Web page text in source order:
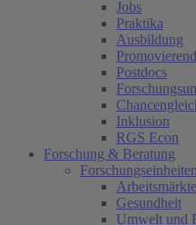
Jobs
Praktika
Ausbildung
Postdocs
Inklusion
RGS Econ
Forschung & Beratung
Forschungseinheiten
Gesundheit
Umwelt und